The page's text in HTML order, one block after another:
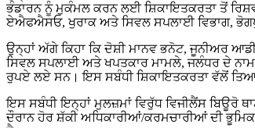
ਭੰਡਾਰਨ ਨੂੰ ਮੁਕੰਮਲ ਕਰਨ ਲਈ ਸ਼ਿਕਾਇਤਕਰਤਾ ਤੋਂ
ਏਐਫਐਸਓ, ਖੁਰਾਕ ਅਤੇ ਸਿਵਲ ਸਪਲਾਈ ਵਿਭਾਗ,
ਉਨ੍ਹਾਂ ਅੱਗੇ ਕਿਹਾ ਕਿ ਦੋਸ਼ੀ ਮਾਨਵ ਭਨੋਟ, ਜੂਨੀਅਰ
ਸਿਵਲ ਸਪਲਾਈ ਅਤੇ ਖਪਤਕਾਰ ਮਾਮਲੇ, ਜਲੰਧਰ ਦੇ
ਰੁਪਏ ਲਏ ਸਨ। ਇਸ ਸਬੰਧੀ ਸ਼ਿਕਾਇਤਕਰਤਾ ਵੱਲੋਂ
ਇਸ ਸਬੰਧੀ ਇਨ੍ਹਾਂ ਮੁਲਜ਼ਮਾਂ ਵਿਰੁੱਧ ਵਿਜੀਲੈਂਸ ਬਿਊਰੋ
ਦੌਰਾਨ ਹੋਰ ਸ਼ੱਕੀ ਅਧਿਕਾਰੀਆਂ/ਕਰਮਚਾਰੀਆਂ ਦੀ